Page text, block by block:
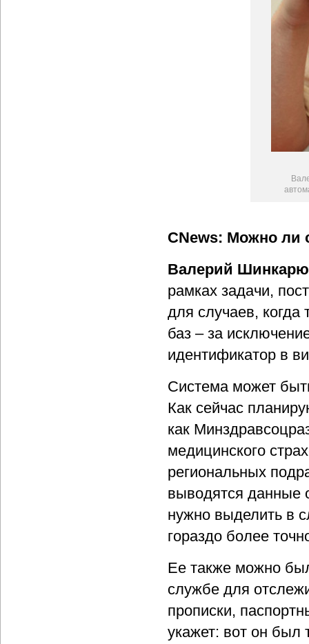
CNews: Можно ли
Валерий
рамках задачи,
для случаев, когда
баз – за
идентификатор в
Система может
Как сейчас
как
медицинского
региональных
выводятся данные
нужно выделить в
гораздо более
Ее также можно
службе для
прописки,
укажет: вот он был